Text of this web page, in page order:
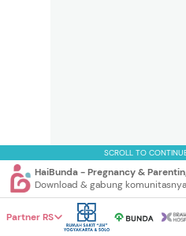
SCROLL TO
HaiBunda - Pregnancy &
Download & gabung
Partner RS